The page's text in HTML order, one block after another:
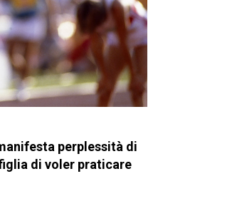
perplessità di
di voler praticare